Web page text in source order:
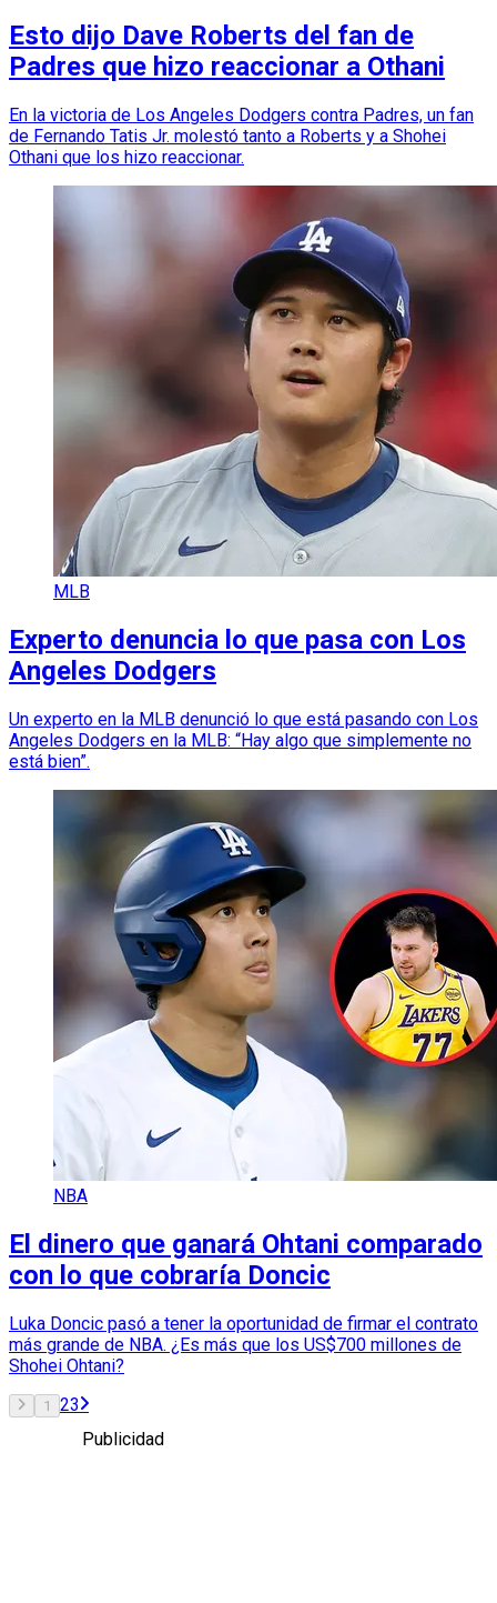
Esto dijo Dave Roberts del fan de
Padres que hizo reaccionar a Othani
En la victoria de Los Angeles Dodgers contra Padres, un fan
de Fernando Tatis Jr. molestó tanto a Roberts y a Shohei
Othani que los hizo reaccionar.
MLB
Experto denuncia lo que pasa con Los
Angeles Dodgers
Un experto en la MLB denunció lo que está pasando con Los
Angeles Dodgers en la MLB: “Hay algo que simplemente no
está bien”.
NBA
El dinero que ganará Ohtani comparado
con lo que cobraría Doncic
Luka Doncic pasó a tener la oportunidad de firmar el contrato
más grande de NBA. ¿Es más que los US$700 millones de
Shohei Ohtani?
1 23
Publicidad